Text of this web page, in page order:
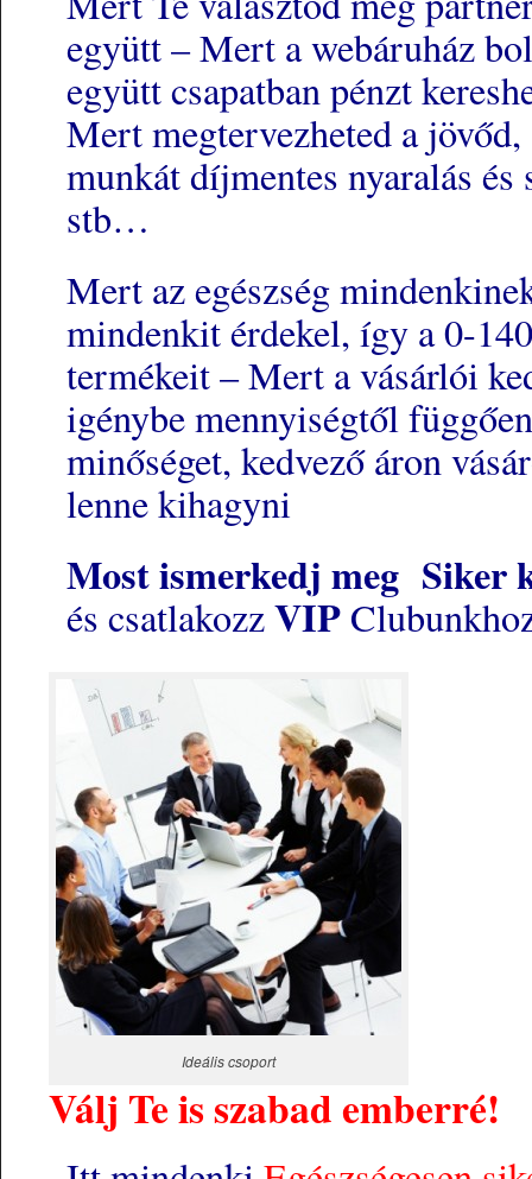
együtt – Mert a webáruház
együtt csapatban pénzt
Mert megtervezheted a
munkát díjmentes nyaralás
stb…
Mert az egészség
mindenkit érdekel, így a 0-
termékeit – Mert a vásárlói
igénybe mennyiségtől
minőséget, kedvező áron
lenne kihagyni
Most ismerkedj meg Siker
és csatlakozzVIP
Ideális csoport
Válj Te is szabad emberré!